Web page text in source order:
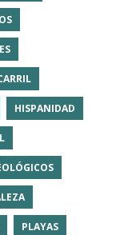
HISPANIDAD
PLAYAS